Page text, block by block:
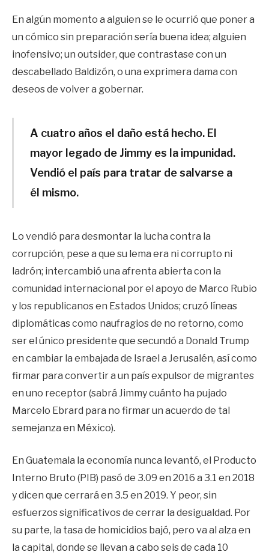
En algún momento a alguien se le ocurrió que poner a
un cómico sin preparación sería buena idea; alguien
inofensivo; un outsider, que contrastase con un
descabellado Baldizón, o una exprimera dama con
deseos de volver a gobernar.
A cuatro años el daño está hecho. El
mayor legado de Jimmy es la impunidad.
Vendió el país para tratar de salvarse a
él mismo.
Lo vendió para desmontar la lucha contra la
corrupción, pese a que su lema era ni corrupto ni
ladrón; intercambió una afrenta abierta con la
comunidad internacional por el apoyo de Marco Rubio
y los republicanos en Estados Unidos; cruzó líneas
diplomáticas como naufragios de no retorno, como
ser el único presidente que secundó a Donald Trump
en cambiar la embajada de Israel a Jerusalén, así como
firmar para convertir a un país expulsor de migrantes
en uno receptor (sabrá Jimmy cuánto ha pujado
Marcelo Ebrard para no firmar un acuerdo de tal
semejanza en México).
En Guatemala la economía nunca levantó, el Producto
Interno Bruto (PIB) pasó de 3.09 en 2016 a 3.1 en 2018
y dicen que cerrará en 3.5 en 2019. Y peor, sin
esfuerzos significativos de cerrar la desigualdad. Por
su parte, la tasa de homicidios bajó, pero va al alza en
la capital, donde se llevan a cabo seis de cada 10